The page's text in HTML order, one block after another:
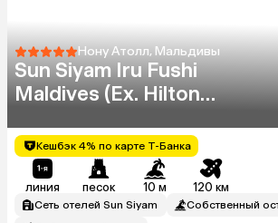
Нону Атолл, Мальдивы
Sun Siyam Iru Fushi
Maldives (Ex. Hilton
Кешбэк 4% по карте Т-Банка
линия песок 10 м 120 км
Сеть отелей Sun Siyam
Собственный